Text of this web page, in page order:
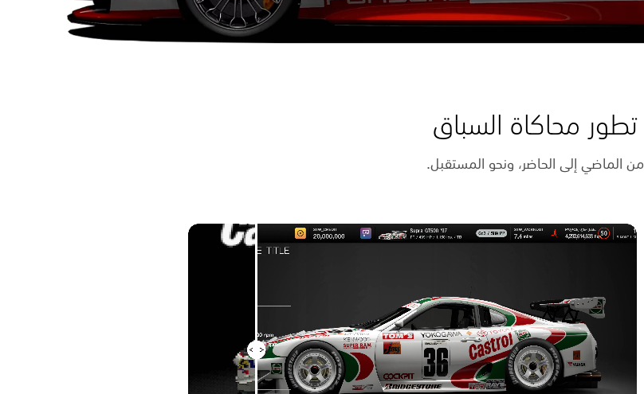
تطور محاكاة السباق
من الماضي إلى الحاضر، ونحو المستقبل.